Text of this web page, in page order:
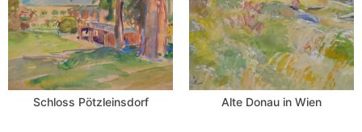
Schloss Pötzleinsdorf Alte Donau in Wien